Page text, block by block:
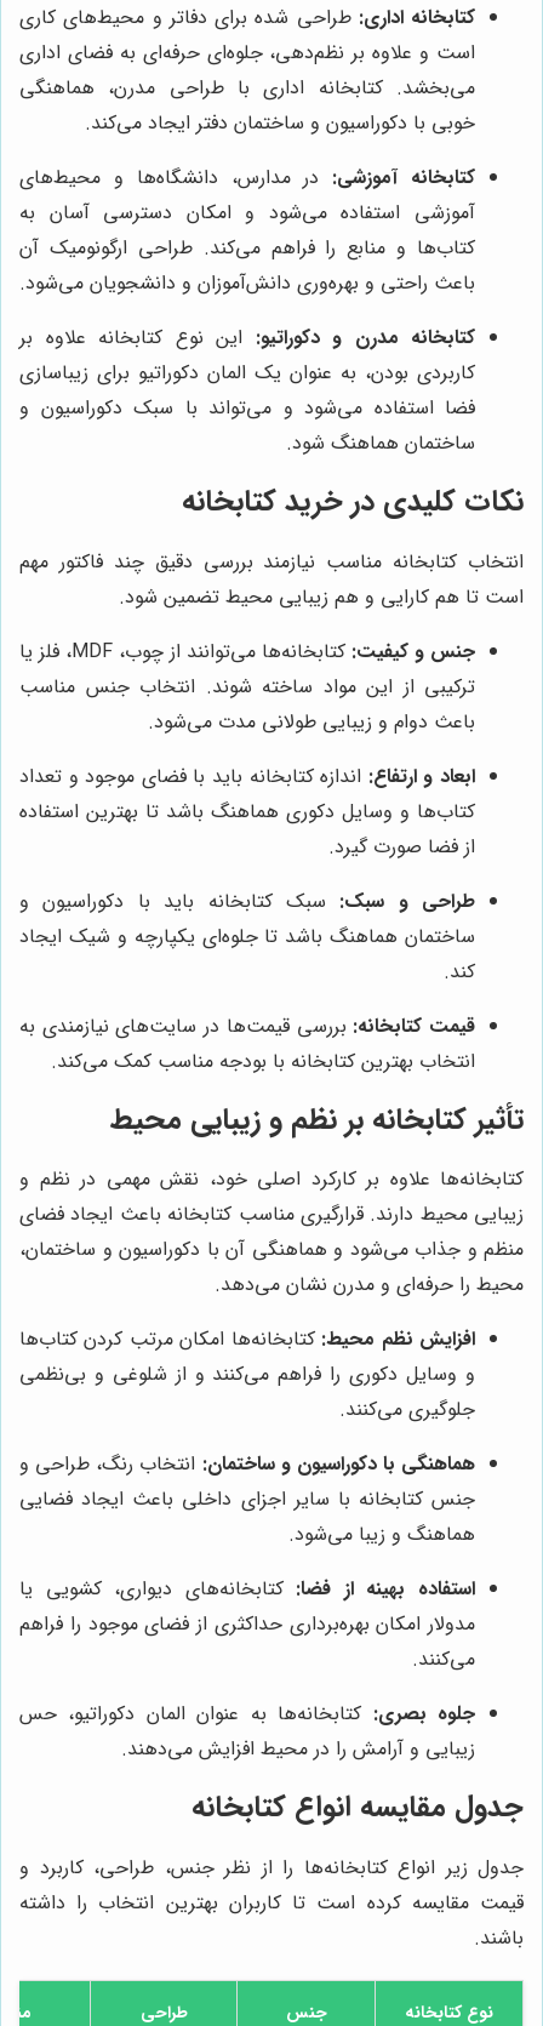
کتابخانه اداری: طراحی شده برای دفاتر و محیط‌های کاری
است و علاوه بر نظم‌دهی، جلوه‌ای حرفه‌ای به فضای اداری
می‌بخشد. کتابخانه اداری با طراحی مدرن، هماهنگی
خوبی با دکوراسیون و ساختمان دفتر ایجاد می‌کند.
کتابخانه آموزشی: در مدارس، دانشگاه‌ها و محیط‌های
آموزشی استفاده می‌شود و امکان دسترسی آسان به
کتاب‌ها و منابع را فراهم می‌کند. طراحی ارگونومیک آن
باعث راحتی و بهره‌وری دانش‌آموزان و دانشجویان می‌شود.
کتابخانه مدرن و دکوراتیو: این نوع کتابخانه علاوه بر
کاربردی بودن، به عنوان یک المان دکوراتیو برای زیباسازی
فضا استفاده می‌شود و می‌تواند با سبک دکوراسیون و
ساختمان هماهنگ شود.
نکات کلیدی در خرید کتابخانه
انتخاب کتابخانه مناسب نیازمند بررسی دقیق چند فاکتور مهم
است تا هم کارایی و هم زیبایی محیط تضمین شود.
جنس و کیفیت:
کتابخانه‌ها می‌توانند از چوب، MDF، فلز یا
ترکیبی از این مواد ساخته شوند. انتخاب جنس مناسب
باعث دوام و زیبایی طولانی مدت می‌شود.
ابعاد و ارتفاع: اندازه کتابخانه باید با فضای موجود و تعداد
کتاب‌ها و وسایل دکوری هماهنگ باشد تا بهترین استفاده
از فضا صورت گیرد.
طراحی و سبک: سبک کتابخانه باید با دکوراسیون و
ساختمان هماهنگ باشد تا جلوه‌ای یکپارچه و شیک ایجاد
کند.
قیمت کتابخانه: بررسی قیمت‌ها در سایت‌های نیازمندی به
انتخاب بهترین کتابخانه با بودجه مناسب کمک می‌کند.
تأثیر کتابخانه بر نظم و زیبایی محیط
کتابخانه‌ها علاوه بر کارکرد اصلی خود، نقش مهمی در نظم و
زیبایی محیط دارند. قرارگیری مناسب کتابخانه باعث ایجاد فضای
منظم و جذاب می‌شود و هماهنگی آن با دکوراسیون و ساختمان،
محیط را حرفه‌ای و مدرن نشان می‌دهد.
افزایش نظم محیط: کتابخانه‌ها امکان مرتب کردن کتاب‌ها
و وسایل دکوری را فراهم می‌کنند و از شلوغی و بی‌نظمی
جلوگیری می‌کنند.
هماهنگی با دکوراسیون و ساختمان: انتخاب رنگ، طراحی و
جنس کتابخانه با سایر اجزای داخلی باعث ایجاد فضایی
هماهنگ و زیبا می‌شود.
استفاده بهینه از فضا: کتابخانه‌های دیواری، کشویی یا
مدولار امکان بهره‌برداری حداکثری از فضای موجود را فراهم
می‌کنند.
جلوه بصری: کتابخانه‌ها به عنوان المان دکوراتیو، حس
زیبایی و آرامش را در محیط افزایش می‌دهند.
جدول مقایسه انواع کتابخانه
جدول زیر انواع کتابخانه‌ها را از نظر جنس، طراحی، کاربرد و
قیمت مقایسه کرده است تا کاربران بهترین انتخاب را داشته
باشند.
نوع کتابخانه جنس طراحی